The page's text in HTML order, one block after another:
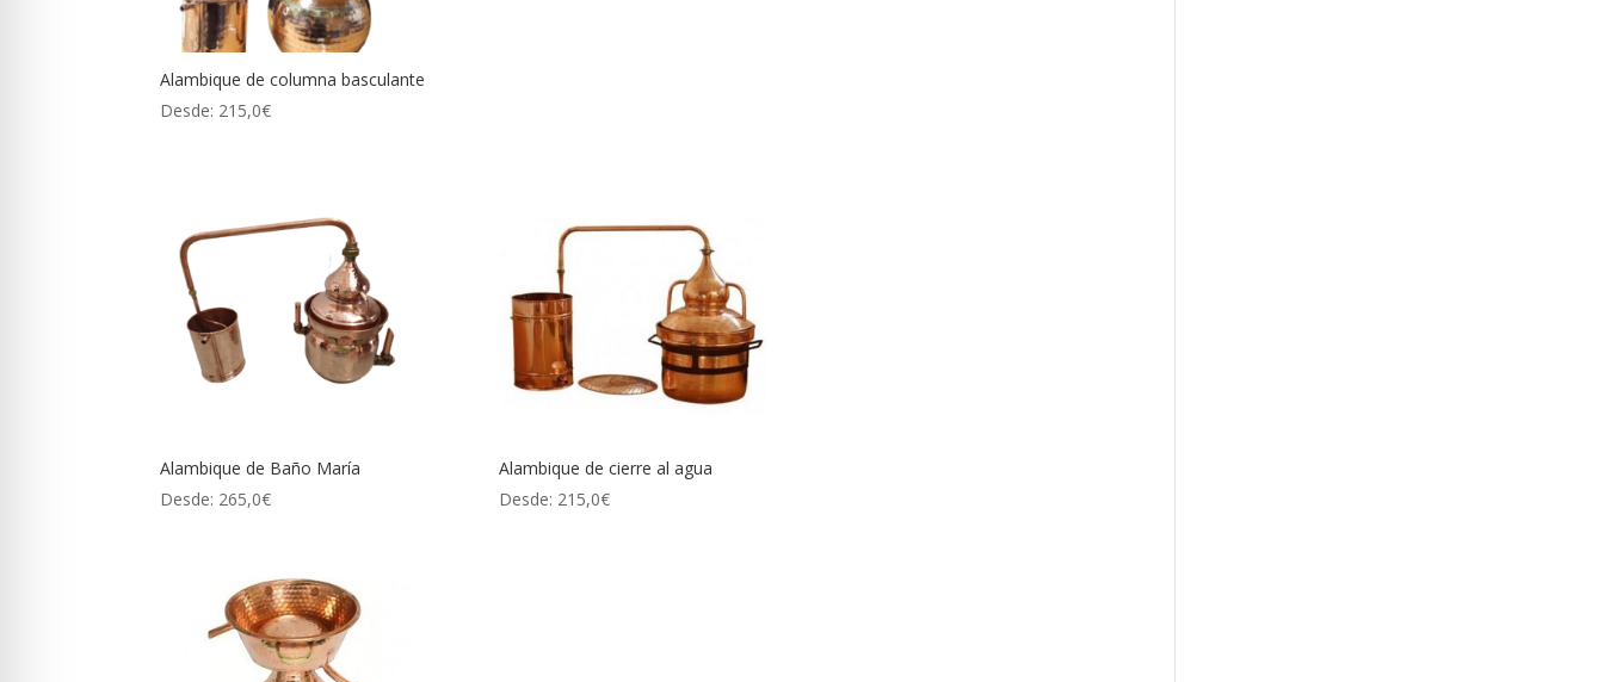
Alambique de columna basculante
Desde: 215,0€
Alambique de Baño María
Desde: 265,0€
Alambique de cierre al agua
Desde: 215,0€